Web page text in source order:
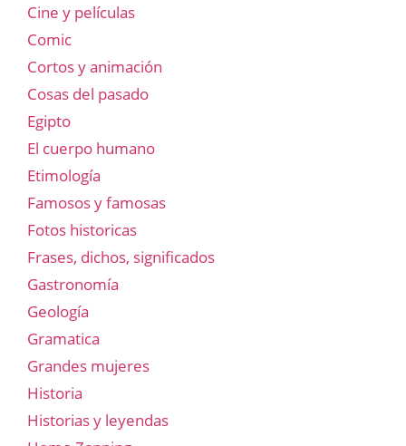
Cine y películas
Comic
Cortos y animación
Cosas del pasado
Egipto
El cuerpo humano
Etimología
Famosos y famosas
Fotos historicas
Frases, dichos, significados
Gastronomía
Geología
Gramatica
Grandes mujeres
Historia
Historias y leyendas